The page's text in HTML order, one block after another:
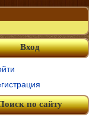
Вход
по сайту